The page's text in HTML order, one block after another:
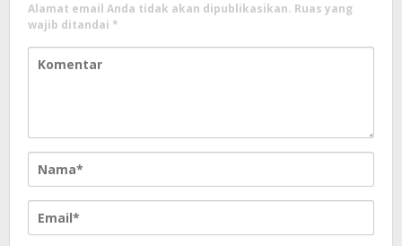
Alamat email Anda tidak akan dipublikasikan. Ruas yang
wajib ditandai *